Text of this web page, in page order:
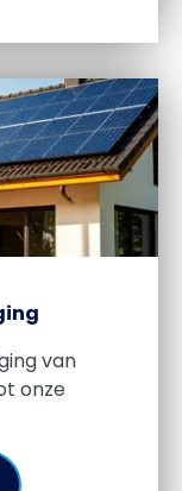
van
onze